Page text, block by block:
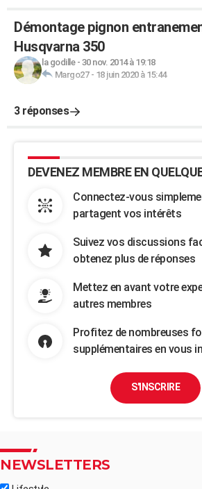
Démontage pignon
Husqvarna 350
la godille- 30 nov. 2014 à 19:18
Margo27- 18 juin 2020 à 15:44
3 réponses
DEVENEZ MEMBRE EN
Connectez-vous
partagent vos intérêts
Suivez vos discussions
obtenez plus de réponses
Mettez en avant votre
autres membres
Profitez de nombreuses
supplémentaires en vous
S'INSCRIRE
NEWSLETTERS